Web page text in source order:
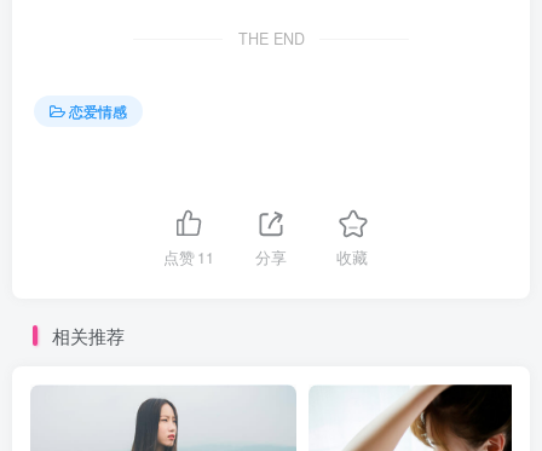
THE END
恋爱情感
点赞11 分享 收藏
相关推荐